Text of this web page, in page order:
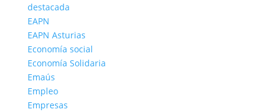
destacada
EAPN
EAPN Asturias
Economía social
Economía Solidaria
Emaús
Empleo
Empresas